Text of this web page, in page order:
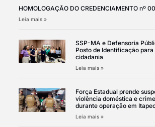
HOMOLOGAÇÃO DO CREDENCIAMENTO nº
Leia mais »
SSP-MA e Defensoria
Posto de Identificação
cidadania
Leia mais »
Força Estadual prende
violência doméstica e
durante operação em
Leia mais »